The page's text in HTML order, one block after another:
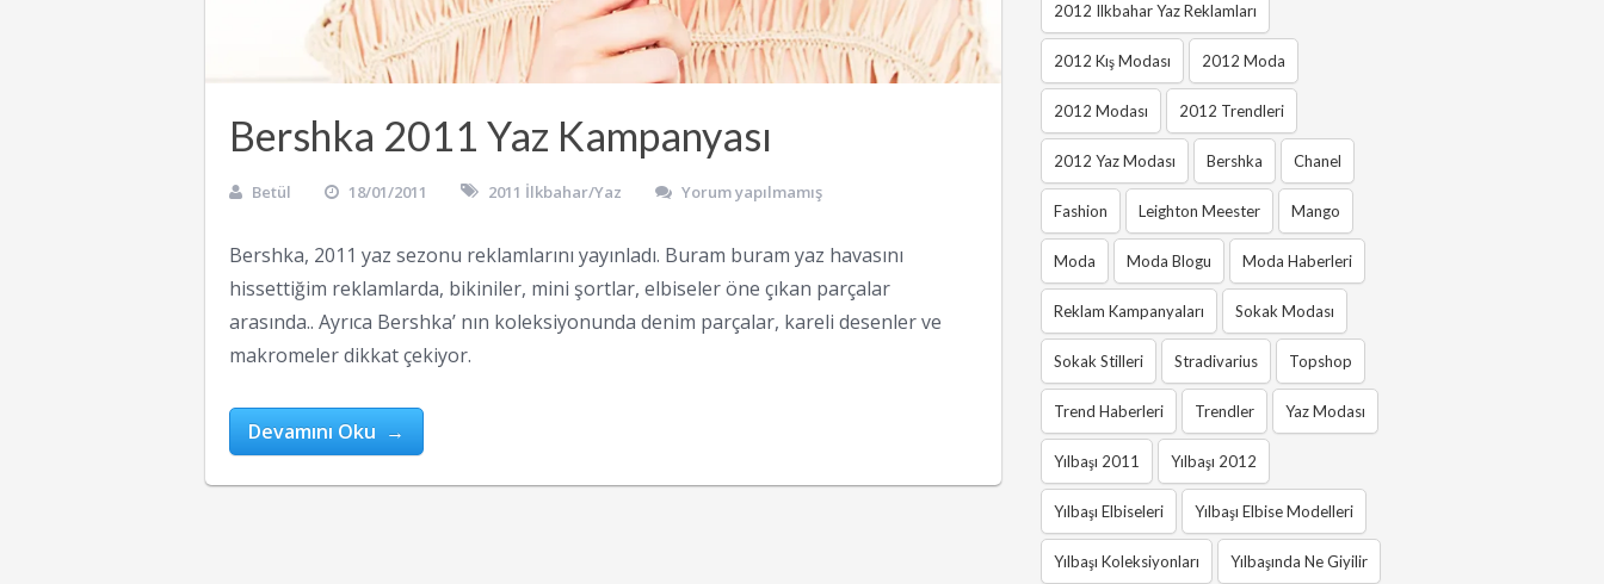
Bershka 2011 Yaz Kampanyası
Betül 18/01/2011 2011 İlkbahar/Yaz Yorum yapılmamış
Bershka, 2011 yaz sezonu reklamlarını yayınladı. Buram buram yaz havasını
hissettiğim reklamlarda, bikiniler, mini şortlar, elbiseler öne çıkan parçalar
arasında.. Ayrıca Bershka’ nın koleksiyonunda denim parçalar, kareli desenler ve
makromeler dikkat çekiyor.
Devamını Oku →
2012 Ilkbahar Yaz Reklamları
2012 Kış Modası 2012 Moda
2012 Modası 2012 Trendleri
2012 Yaz Modası Bershka Chanel
Fashion Leighton Meester Mango
Moda Moda Blogu Moda Haberleri
Reklam Kampanyaları Sokak Modası
Sokak Stilleri Stradivarius Topshop
Trend Haberleri Trendler Yaz Modası
Yılbaşı 2011 Yılbaşı 2012
Yılbaşı Elbiseleri Yılbaşı Elbise Modelleri
Yılbaşı Koleksiyonları Yılbaşında Ne Giyilir